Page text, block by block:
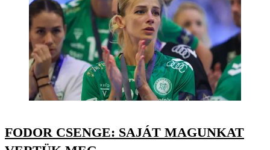
FODOR CSENGE: SAJÁT MAGUNKAT